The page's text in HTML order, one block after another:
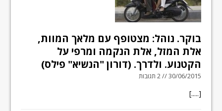
בוקר. נוהל: מצטופף עם מלאך המוות,
אלת המזל, אלת הנקמה ומרפי על
הקטנוע. ולדרך. (דורון "הנשיא" פילס)
30/06/2015 // 2 תגובות
[.....]